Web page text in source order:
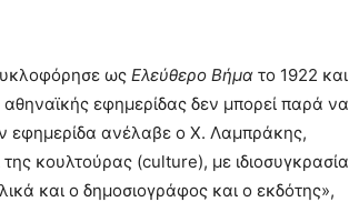
ως Ελεύθερο Βήμα το 1922 και
εφημερίδας δεν μπορεί παρά να
εφημερίδα ανέλαβε ο Χ. Λαμπράκης,
κουλτούρας (culture), με ιδιοσυγκρασία
και ο δημοσιογράφος και ο εκδότης»,